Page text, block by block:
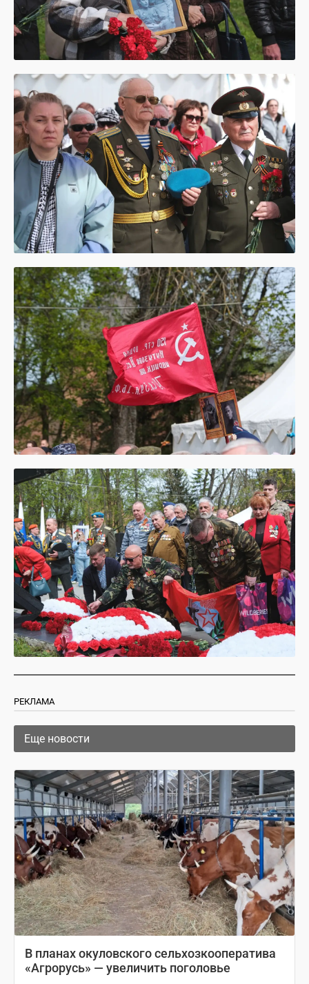
РЕКЛАМА
Еще новости
В планах окуловского сельхозкооператива
«Агрорусь» — увеличить поголовье